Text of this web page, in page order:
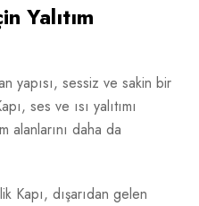
Yalıtım
yapısı, sessiz ve sakin bir
ses ve ısı yalıtımı
alanlarını daha da
Kapı, dışarıdan gelen